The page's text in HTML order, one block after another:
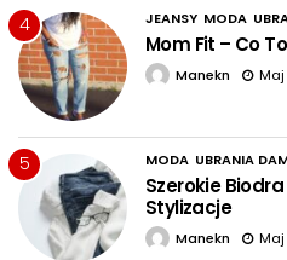
4 JEANSY MODA
Mom Fit – Co
Manekn Maj
5 MODA UBRANIA
Szerokie
Stylizacje
Manekn Maj